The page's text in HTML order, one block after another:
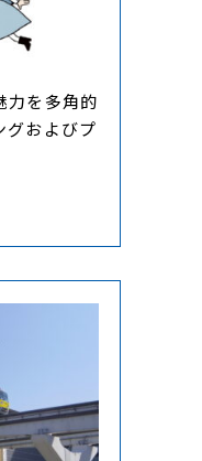
力を多角的
グおよびプ